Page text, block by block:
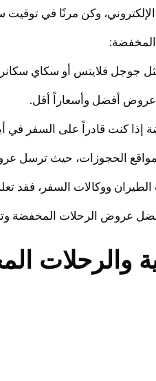
وكن مرنًا في
عروض الرحلات المخفضة
والرحلات